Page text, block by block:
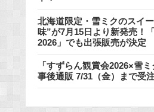
北海道限定・雪ミクのスイ
味”が7月15日より新発売！
2026」でも出張販売が決定
「すずらん観賞会2026×雪
事後通販 7/31（金）まで受